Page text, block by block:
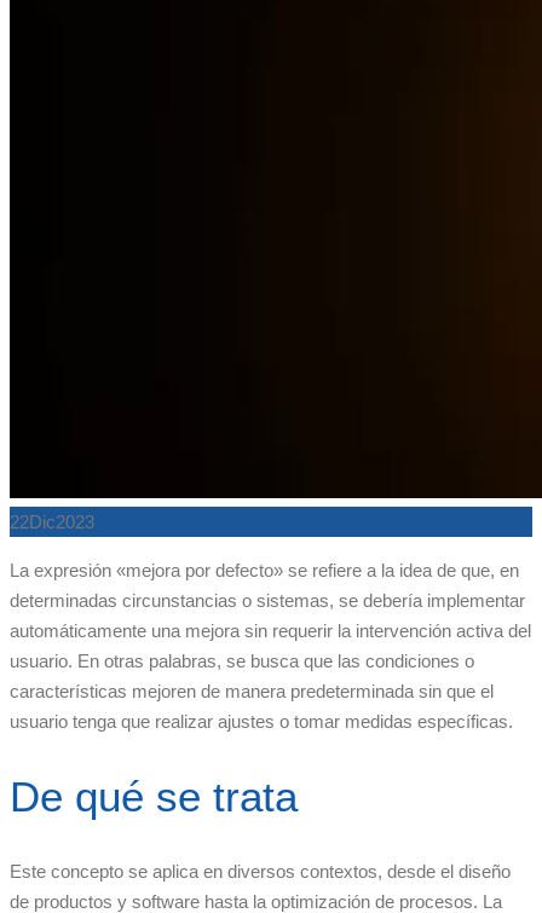
22Dic2023
La expresión «mejora por defecto» se refiere a la idea de que, en
determinadas circunstancias o sistemas, se debería implementar
automáticamente una mejora sin requerir la intervención activa del
usuario. En otras palabras, se busca que las condiciones o
características mejoren de manera predeterminada sin que el
usuario tenga que realizar ajustes o tomar medidas específicas.
De qué se trata
Este concepto se aplica en diversos contextos, desde el diseño
de productos y software hasta la optimización de procesos. La